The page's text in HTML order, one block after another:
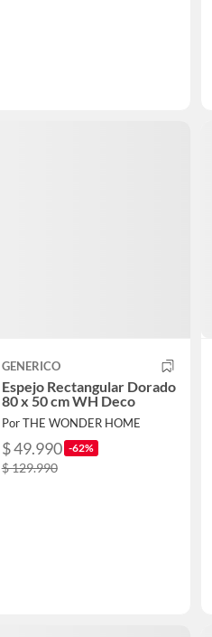
GENERICO
Espejo Rectangular Dorado
80 x 50 cm WH Deco
Por THE WONDER HOME
$ 49.990 -62%
$ 129.990